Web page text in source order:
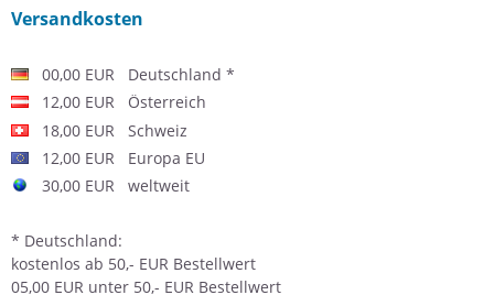
Versandkosten
00,00 EUR Deutschland *
12,00 EUR Österreich
18,00 EUR Schweiz
12,00 EUR Europa EU
30,00 EUR weltweit
* Deutschland:
kostenlos ab 50,- EUR Bestellwert
05,00 EUR unter 50,- EUR Bestellwert